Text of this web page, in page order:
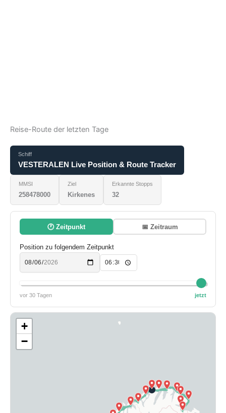
Reise-Route der letzten Tage
Schiff
VESTERALEN Live Position & Route Tracker
MMSI
258478000
Ziel
Kirkenes
Erkannte Stopps
32
🕐 Zeitpunkt 📅 Zeitraum
Position zu folgendem Zeitpunkt
vor 30 Tagen jetzt
+
−